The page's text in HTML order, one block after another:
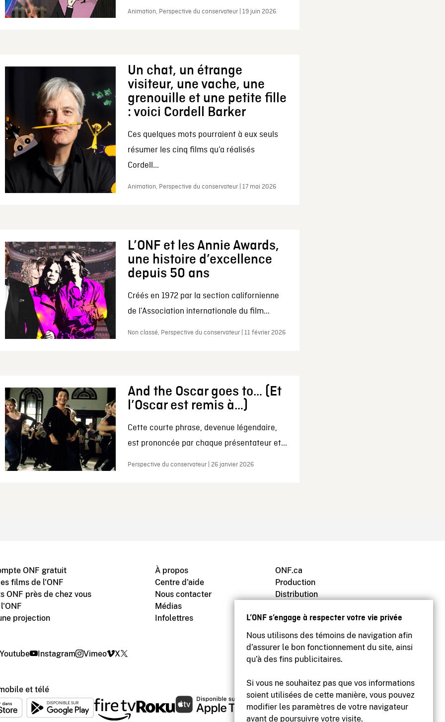
L’ONF s’engage à respecter votre vie privée
Nous utilisons des témoins de navigation afin
d’assurer le bon fonctionnement du site, ainsi
qu’à des fins publicitaires.
Si vous ne souhaitez pas que vos informations
soient utilisées de cette manière, vous pouvez
modifier les paramètres de votre navigateur
avant de poursuivre votre visite.
Animation, Perspective du conservateur | 19 juin 2026
Un chat, un étrange
visiteur, une vache, une
grenouille et une petite fille
: voici Cordell Barker
Ces quelques mots pourraient à eux seuls
résumer les cinq films qu’a réalisés
Cordell...
Animation, Perspective du conservateur | 17 mai 2026
L’ONF et les Annie Awards,
une histoire d’excellence
depuis 50 ans
Créés en 1972 par la section californienne
de l’Association internationale du film...
Non classé, Perspective du conservateur | 11 février 2026
And the Oscar goes to… (Et
l’Oscar est remis à…)
Cette courte phrase, devenue légendaire,
est prononcée par chaque présentateur et...
Perspective du conservateur | 26 janvier 2026
ONF gratuit
films de l'ONF
ONF près de chez vous
projection
À propos
Centre d'aide
Nous contacter
Médias
Infolettres
ONF.ca
Production
Distribution
Archives
Youtube Instagram Vimeo X
et télé